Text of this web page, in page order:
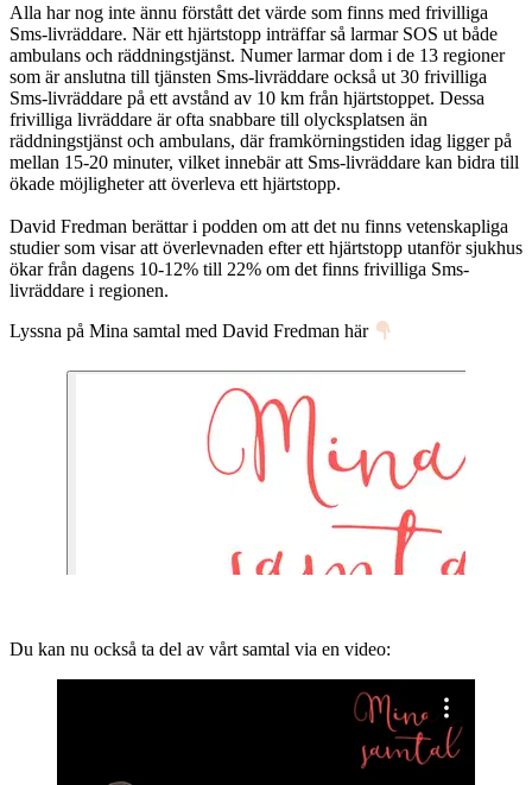
Alla har nog inte ännu förstått det värde som finns med frivilliga
Sms-livräddare. När ett hjärtstopp inträffar så larmar SOS ut både
ambulans och räddningstjänst. Numer larmar dom i de 13 regioner
som är anslutna till tjänsten Sms-livräddare också ut 30 frivilliga
Sms-livräddare på ett avstånd av 10 km från hjärtstoppet. Dessa
frivilliga livräddare är ofta snabbare till olycksplatsen än
räddningstjänst och ambulans, där framkörningstiden idag ligger på
mellan 15-20 minuter, vilket innebär att Sms-livräddare kan bidra till
ökade möjligheter att överleva ett hjärtstopp.
David Fredman berättar i podden om att det nu finns vetenskapliga
studier som visar att överlevnaden efter ett hjärtstopp utanför sjukhus
ökar från dagens 10-12% till 22% om det finns frivilliga Sms-
livräddare i regionen.
Lyssna på Mina samtal med David Fredman här
Du kan nu också ta del av vårt samtal via en video: